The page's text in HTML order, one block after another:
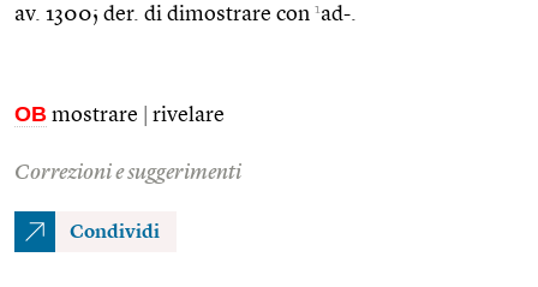
av. 1300; der. di dimostrare con 1ad-.
OB mostrare rivelare
Correzioni e suggerimenti
Condividi